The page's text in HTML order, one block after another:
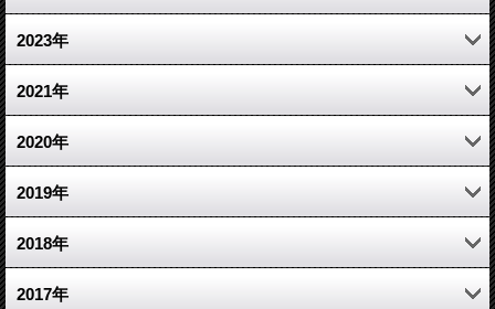
1月 (1)
3月 (1)
1月 (1)
10月 (1)
7月 (1)
3月 (2)
1月 (1)
2023年
12月 (2)
2021年
10月 (1)
6月 (1)
2月 (2)
2020年
10月 (1)
3月 (1)
2月 (1)
2019年
12月 (1)
4月 (1)
2018年
5月 (1)
2017年